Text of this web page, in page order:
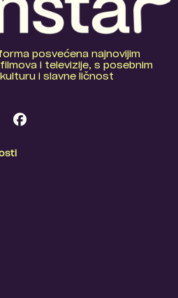
posvećena najnovijim
i televizije, s posebnim
i slavne ličnost